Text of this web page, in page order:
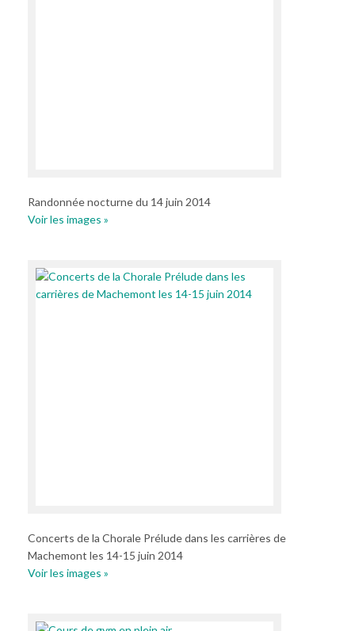
Randonnée nocturne du 14 juin 2014
Voir les images »
Concerts de la Chorale Prélude dans les carrières de
Machemont les 14-15 juin 2014
Voir les images »